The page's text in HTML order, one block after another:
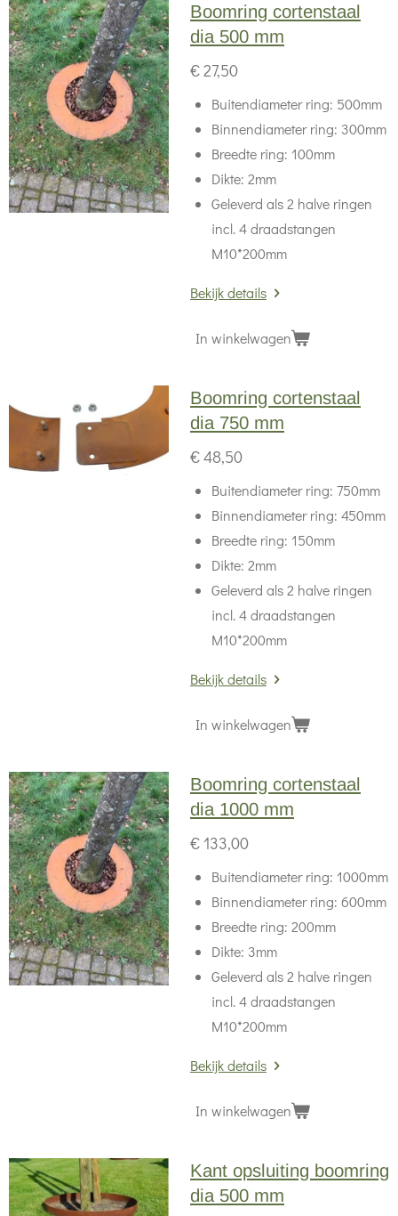
Boomring cortenstaal
dia 500 mm
€ 27,50
Buitendiameter ring: 500mm
Binnendiameter ring: 300mm
Breedte ring: 100mm
Dikte: 2mm
Geleverd als 2 halve ringen
incl. 4 draadstangen
M10*200mm
Bekijk details
In winkelwagen
Boomring cortenstaal
dia 750 mm
€ 48,50
Buitendiameter ring: 750mm
Binnendiameter ring: 450mm
Breedte ring: 150mm
Dikte: 2mm
Geleverd als 2 halve ringen
incl. 4 draadstangen
M10*200mm
Bekijk details
In winkelwagen
Boomring cortenstaal
dia 1000 mm
€ 133,00
Buitendiameter ring: 1000mm
Binnendiameter ring: 600mm
Breedte ring: 200mm
Dikte: 3mm
Geleverd als 2 halve ringen
incl. 4 draadstangen
M10*200mm
Bekijk details
In winkelwagen
Kant opsluiting boomring
dia 500 mm